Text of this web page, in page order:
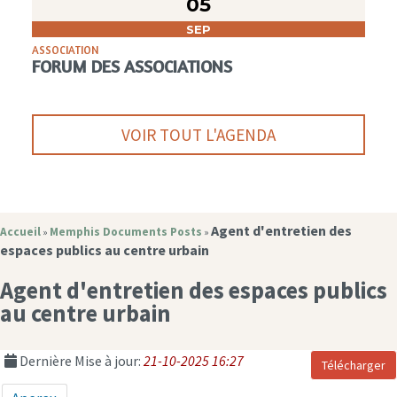
05
SEP
ASSOCIATION
FORUM DES ASSOCIATIONS
VOIR TOUT L'AGENDA
Accueil » Memphis Documents Posts » Agent d'entretien des
espaces publics au centre urbain
Agent d'entretien des espaces publics
au centre urbain
Télécharger
Dernière Mise à jour: 21-10-2025 16:27